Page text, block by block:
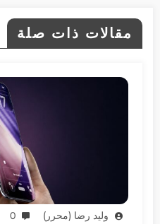
مقالات ذات صلة
وليد رضا (محرر) 0